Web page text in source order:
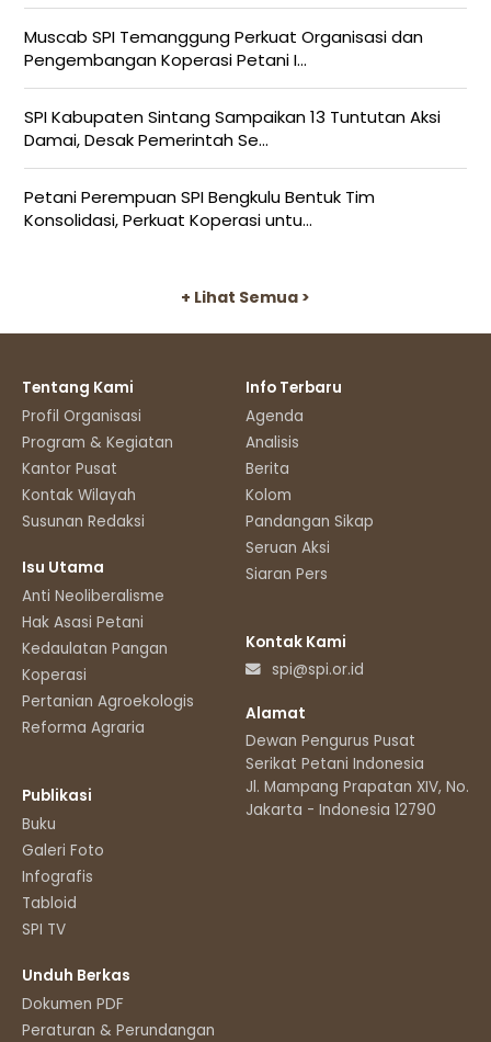
Muscab SPI Temanggung Perkuat Organisasi dan
Pengembangan Koperasi Petani I...
SPI Kabupaten Sintang Sampaikan 13 Tuntutan Aksi
Damai, Desak Pemerintah Se...
Petani Perempuan SPI Bengkulu Bentuk Tim
Konsolidasi, Perkuat Koperasi untu...
+ Lihat Semua >
Tentang Kami
Profil Organisasi
Program & Kegiatan
Kantor Pusat
Kontak Wilayah
Susunan Redaksi
Isu Utama
Anti Neoliberalisme
Hak Asasi Petani
Kedaulatan Pangan
Koperasi
Pertanian Agroekologis
Reforma Agraria
Publikasi
Buku
Galeri Foto
Infografis
Tabloid
SPI TV
Unduh Berkas
Dokumen PDF
Peraturan & Perundangan
Info Terbaru
Agenda
Analisis
Berita
Kolom
Pandangan Sikap
Seruan Aksi
Siaran Pers
Kontak Kami
spi@spi.or.id
Alamat
Dewan Pengurus Pusat
Serikat Petani Indonesia
Jl. Mampang Prapatan XIV, No.11
Jakarta - Indonesia 12790